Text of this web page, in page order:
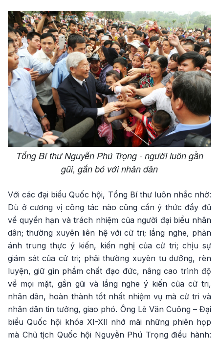
Tổng Bí thư Nguyễn Phú Trọng - người luôn gần
gũi, gắn bó với nhân dân
Với các đại biểu Quốc hội, Tổng Bí thư luôn nhắc nhở:
Dù ở cương vị công tác nào cũng cần ý thức đầy đủ
về quyền hạn và trách nhiệm của người đại biểu nhân
dân; thường xuyên liên hệ với cử tri; lắng nghe, phản
ánh trung thực ý kiến, kiến nghị của cử tri; chịu sự
giám sát của cử tri; phải thường xuyên tu dưỡng, rèn
luyện, giữ gìn phẩm chất đạo đức, nâng cao trình độ
về mọi mặt, gần gũi và lắng nghe ý kiến của cử tri,
nhân dân, hoàn thành tốt nhất nhiệm vụ mà cử tri và
nhân dân tin tưởng, giao phó. Ông Lê Văn Cuông – Đại
biểu Quốc hội khóa XI-XII nhớ mãi những phiên họp
mà Chủ tịch Quốc hội Nguyễn Phú Trọng điều hành: